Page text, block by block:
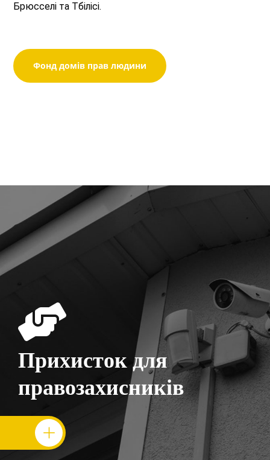
Брюсселі та Тбілісі.
Фонд домів прав людини
Прихисток для
правозахисників